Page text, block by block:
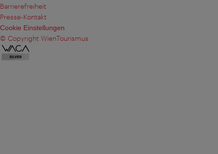
Barrierefreiheit
Presse-Kontakt
Cookie Einstellungen
© Copyright WienTourismus